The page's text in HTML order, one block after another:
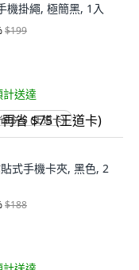
機掛繩, 極簡黑, 1入
$199
計送達
$75 (王道卡)
式手機卡夾, 黑色, 2
$188